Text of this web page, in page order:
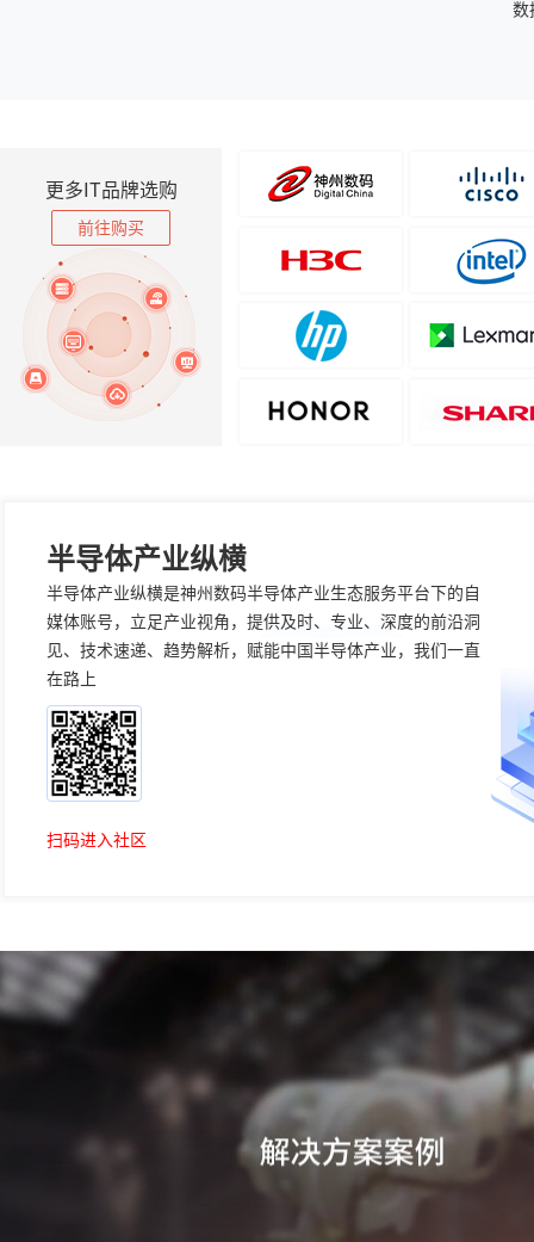
数
更多IT品牌选购
前往购买
半导体产业纵横
半导体产业纵横是神州数码半导体产业生态服务平台下的自
媒体账号，立足产业视角，提供及时、专业、深度的前沿洞
见、技术速递、趋势解析，赋能中国半导体产业，我们一直
在路上
扫码进入社区